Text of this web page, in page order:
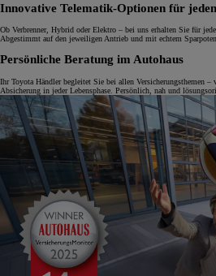
Innovative Telematik-Optionen für
Ob Verbrenner, Hybrid oder Elektro – bei uns erhalten Sie für
Abgestimmt auf den jeweiligen Antrieb und mit echtem
Persönliche Beratung im Autohaus
Ihr Toyota Händler begleitet Sie bei allen Versicherungsthemen –
Absicherung in jeder Lebensphase. Persönlich, nah und